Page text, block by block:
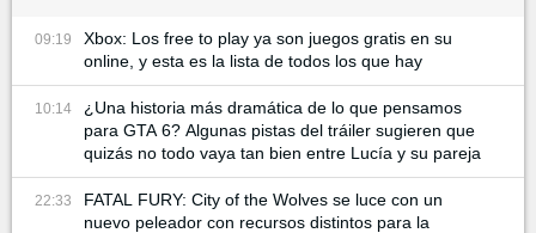
09:19
Xbox: Los free to play ya son juegos gratis en su
online, y esta es la lista de todos los que hay
10:14
¿Una historia más dramática de lo que pensamos
para GTA 6? Algunas pistas del tráiler sugieren que
quizás no todo vaya tan bien entre Lucía y su pareja
22:33
FATAL FURY: City of the Wolves se luce con un
nuevo peleador con recursos distintos para la